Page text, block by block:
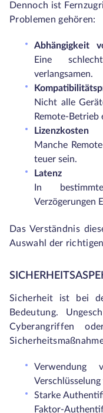
Dennoch ist
Problemen gehören:
Abhängigkeit
Eine
verlangsamen.
Nicht alle
Remote-Betrieb
Lizenzkosten
Manche
teuer sein.
Latenz
In
Verzögerungen
Das Verständnis
Auswahl der
Sicherheit ist bei
Bedeutung.
Cyberangriffen
Starke
Faktor-